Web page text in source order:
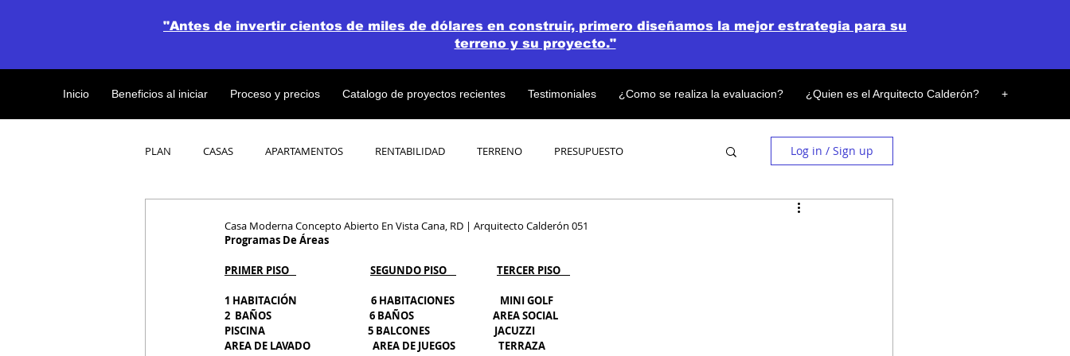
Inicio Beneficios al iniciar Proceso y precios Catalogo de proyectos recientes Testimoniales ¿Como se realiza la evaluacion? ¿Quien es el Arquitecto Calderón? +
"Antes de invertir cientos de miles de dólares en construir, primero diseñamos la mejor estrategia para su
terreno y su proyecto."
PLAN CASAS APARTAMENTOS RENTABILIDAD TERRENO PRESUPUESTO
OBRAS DE CONSTRUCCION
Log in / Sign up
Casa Moderna Concepto Abierto En Vista Cana, RD | Arquitecto Calderón 051
Programas De Áreas
PRIMER PISO SEGUNDO PISO TERCER PISO
1 HABITACIÓN                               6 HABITACIONES                   MINI GOLF
2  BAÑOS                                         6 BAÑOS                                 AREA SOCIAL
PISCINA                                           5 BALCONES                           JACUZZI
AREA DE LAVADO                          AREA DE JUEGOS                  TERRAZA